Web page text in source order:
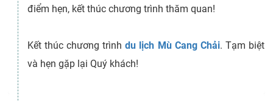
điểm hẹn, kết thúc chương trình thăm quan!
Kết thúc chương trìnhdu lịch Mù Cang Chải. Tạm biệt
và hẹn gặp lại Quý khách!